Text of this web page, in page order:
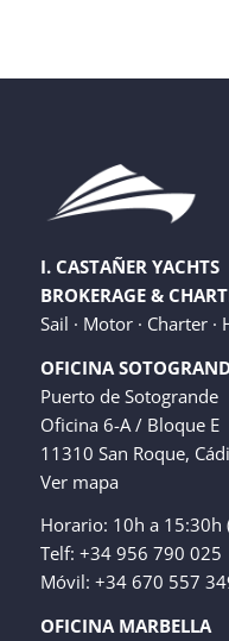
I. CASTAÑER YACHTS
BROKERAGE &
Sail · Motor · Charter
OFICINA
Puerto de Sotogrande
Oficina 6-A / Bloque E
11310 San Roque,
Ver mapa
Horario: 10h a 15:30h
Telf: +34 956 790 025
Móvil: +34 670 557
OFICINA MARBELLA